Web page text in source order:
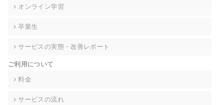
個人情報の開示等(利用目的の通知、開示、内容の訂正・追加・
て、下記の当社問合わせ窓口に申し出ることができます。その
的な期間内に対応いたします。ただし、申請が本人確認が不可
により、ご希望に添えない場合があります。 なお、アクセスロ
グなどの個人情報以外の情報については、原則として開示等は
オンライン学習
卒業生
サービスの実態・改善レポート
ご利用について
料金
サービスの流れ